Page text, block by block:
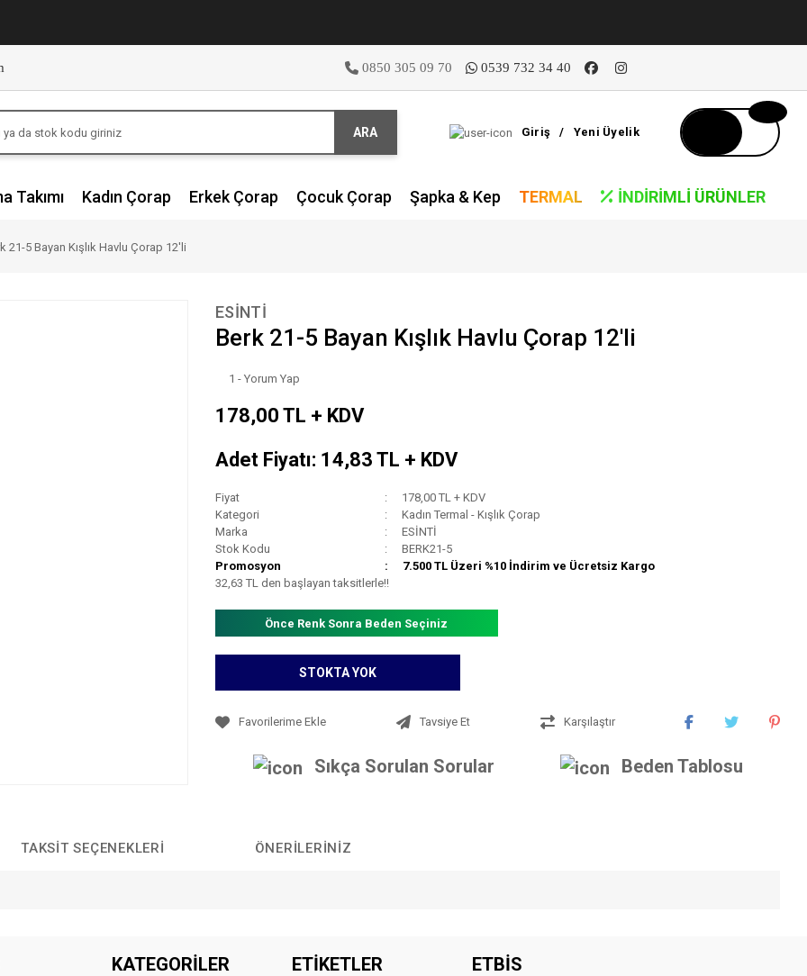
0850 305 09 70 0539 732 34 40
ARA Giriş / Yeni Üyelik
Takımı Kadın Çorap Erkek Çorap Çocuk Çorap Şapka & Kep TERMAL İNDIRIMLI ÜRÜNLER
21-5 Bayan Kışlık Havlu Çorap 12'li
ESİNTİ
Berk 21-5 Bayan Kışlık Havlu Çorap 12'li
1 - Yorum Yap
178,00 TL + KDV
Adet Fiyatı: 14,83 TL + KDV
Fiyat
178,00 TL + KDV
Kategori
Kadın Termal - Kışlık Çorap
Marka
ESİNTİ
Stok Kodu
BERK21-5
Promosyon
7.500 TL Üzeri %10 İndirim ve Ücretsiz Kargo
32,63 TL den başlayan taksitlerle!!
Önce Renk Sonra Beden Seçiniz
STOKTA YOK
Tavsiye Et Karşılaştır
Sıkça Sorulan Sorular Beden Tablosu
TAKSIT SEÇENEKLERI ÖNERILERINIZ
KATEGORİLER ETİKETLER ETBİS